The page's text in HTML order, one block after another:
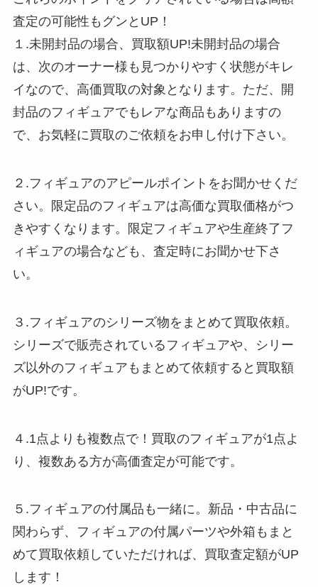
査定の可能性もグンとUP！
１.未開封品の場合、買取額UP!未開封品の場合
は、次のオーナー様も見つかりやすく状態がキレ
イなので、高価買取の対象となります。ただ、開
封品のフィギュアでもレアな商品もありますの
で、お気軽に買取のご依頼をお申し付け下さい。
２.フィギュアのアピールポイントをお聞かせくだ
さい。限定品のフィギュアは高価な買取価格がつ
きやすくなります。限定フィギュアや生産終了フ
ィギュアの場合なども、査定時にお聞かせ下さ
い。
３.フィギュアのシリーズ物をまとめて買取依頼。
シリーズで販売されているフィギュアや、シリー
ズ以外のフィギュアもまとめて依頼すると買取額
がUP!です。
４.1点よりも複数点で！買取のフィギュアが1点よ
り、複数ある方が高価査定が可能です。
５.フィギュアの付属品も一緒に。新品・中古品に
関わらず、フィギュアの付属パーツや外箱もまと
めて買取依頼していただければ、買取査定額がUP
します！